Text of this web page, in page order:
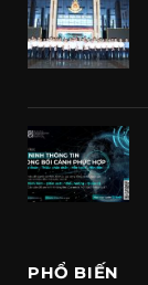
PHỔ BIẾN